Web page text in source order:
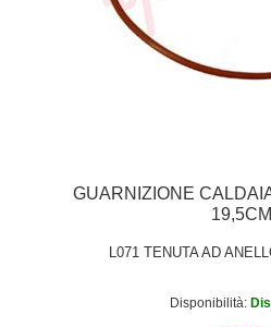
GUARNIZIONE
L071 TENUTA AD
Disponibilità: